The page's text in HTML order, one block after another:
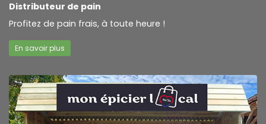
Distributeur de pain
Profitez de pain frais, à toute heure !
En savoir plus